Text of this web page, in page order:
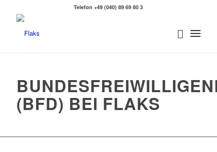
Telefon +49 (040) 89 69 80 3
(BFD) BEI FLAKS